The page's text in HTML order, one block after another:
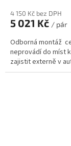
4 150 Kč bez DPH
5 021 Kč / pár
Odborná montáž
neprovádí do míst
zajistit externě v